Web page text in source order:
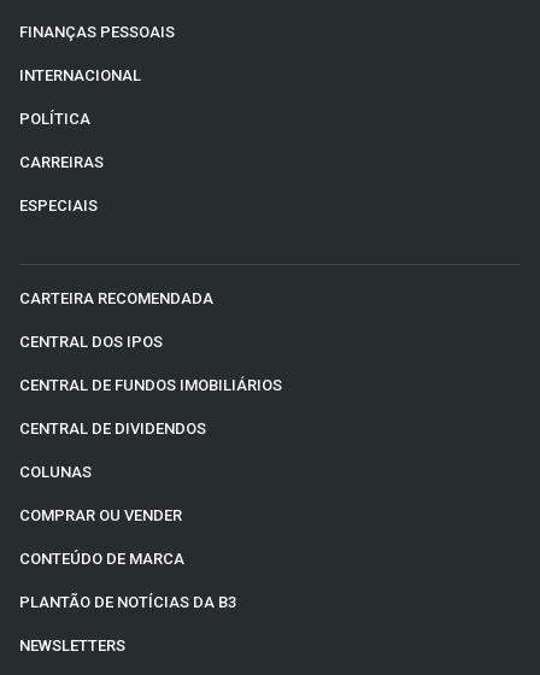
FINANÇAS PESSOAIS
INTERNACIONAL
POLÍTICA
CARREIRAS
ESPECIAIS
CARTEIRA RECOMENDADA
CENTRAL DOS IPOS
CENTRAL DE FUNDOS IMOBILIÁRIOS
CENTRAL DE DIVIDENDOS
COLUNAS
COMPRAR OU VENDER
CONTEÚDO DE MARCA
PLANTÃO DE NOTÍCIAS DA B3
NEWSLETTERS